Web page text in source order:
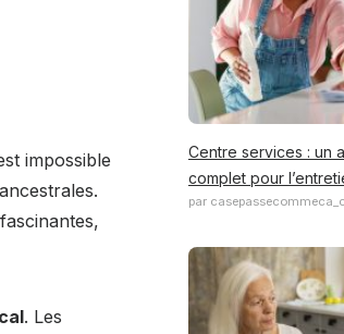
impossible
. Les
Centre services : un
complet pour
par